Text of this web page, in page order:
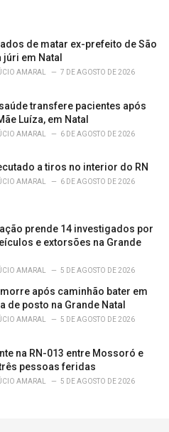
de matar ex-prefeito de São
em Natal
AMARAL 7 DE AGOSTO DE 2026
transfere pacientes após
Luíza, em Natal
AMARAL 6 DE AGOSTO DE 2026
a tiros no interior do RN
AMARAL 6 DE AGOSTO DE 2026
prende 14 investigados por
e extorsões na Grande
AMARAL 5 DE AGOSTO DE 2026
após caminhão bater em
de posto na Grande Natal
AMARAL 5 DE AGOSTO DE 2026
na RN-013 entre Mossoró e
pessoas feridas
AMARAL 5 DE AGOSTO DE 2026